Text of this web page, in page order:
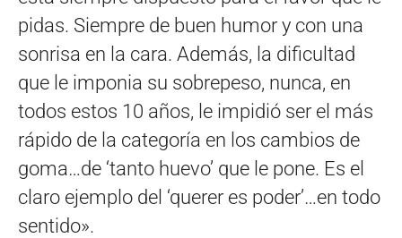
pidas. Siempre de buen humor y con una
sonrisa en la cara. Además, la dificultad
que le imponia su sobrepeso, nunca, en
todos estos 10 años, le impidió ser el más
rápido de la categoría en los cambios de
goma…de ‘tanto huevo’ que le pone. Es el
claro ejemplo del ‘querer es poder’…en todo
sentido».